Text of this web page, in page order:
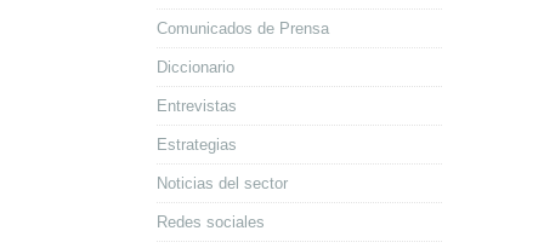
Comunicados de Prensa
Diccionario
Entrevistas
Estrategias
Noticias del sector
Redes sociales